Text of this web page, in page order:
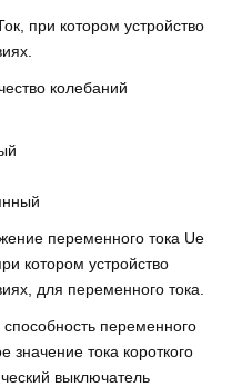
при котором устройство
колебаний
переменного тока Ue
котором устройство
для переменного тока.
переменного
значение тока короткого
выключатель